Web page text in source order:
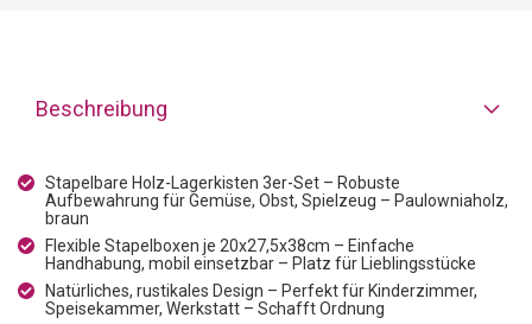
Beschreibung
Stapelbare Holz-Lagerkisten 3er-Set – Robuste
Aufbewahrung für Gemüse, Obst, Spielzeug – Paulowniaholz,
braun
Flexible Stapelboxen je 20x27,5x38cm – Einfache
Handhabung, mobil einsetzbar – Platz für Lieblingsstücke
Natürliches, rustikales Design – Perfekt für Kinderzimmer,
Speisekammer, Werkstatt – Schafft Ordnung